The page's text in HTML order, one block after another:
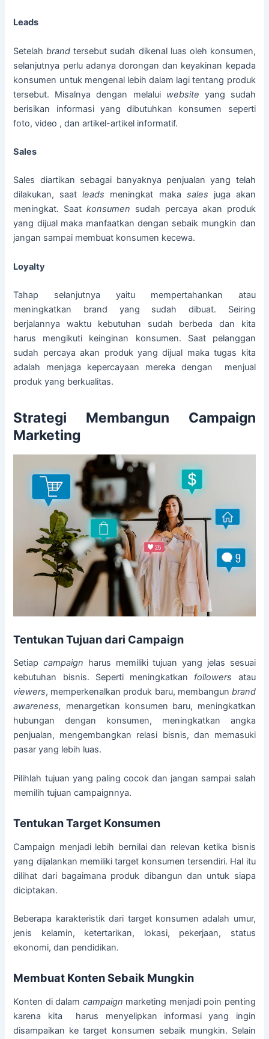
Leads
Setelahbrand tersebut sudah dikenal luas oleh konsumen,
selanjutnya perlu adanya dorongan dan keyakinan kepada
konsumen untuk mengenal lebih dalam lagi tentang produk
tersebut. Misalnya dengan melalui website yang sudah
berisikan informasi yang dibutuhkan konsumen seperti
foto, video , dan artikel-artikel informatif.
Sales
Sales diartikan sebagai banyaknya penjualan yang telah
dilakukan, saatleads meningkat maka sales juga akan
meningkat. Saatkonsumen sudah percaya akan produk
yang dijual maka manfaatkan dengan sebaik mungkin dan
jangan sampai membuat konsumen kecewa.
Loyalty
Tahap selanjutnya yaitu mempertahankan atau
meningkatkan brand yang sudah dibuat. Seiring
berjalannya waktu kebutuhan sudah berbeda dan kita
harus mengikuti keinginan konsumen. Saat pelanggan
sudah percaya akan produk yang dijual maka tugas kita
adalah menjaga kepercayaan mereka dengan menjual
produk yang berkualitas.
Strategi Membangun Campaign
Marketing
Tentukan Tujuan dari Campaign
Setiapcampaign harus memiliki tujuan yang jelas sesuai
kebutuhan bisnis. Seperti meningkatkan followers atau
viewers, memperkenalkan produk baru, membangun brand
awareness, menargetkan konsumen baru, meningkatkan
hubungan dengan konsumen, meningkatkan angka
penjualan, mengembangkan relasi bisnis, dan memasuki
pasar yang lebih luas.
Pilihlah tujuan yang paling cocok dan jangan sampai salah
memilih tujuan campaignnya.
Tentukan Target Konsumen
Campaign menjadi lebih bernilai dan relevan ketika bisnis
yang dijalankan memiliki target konsumen tersendiri. Hal itu
dilihat dari bagaimana produk dibangun dan untuk siapa
diciptakan.
Beberapa karakteristik dari target konsumen adalah umur,
jenis kelamin, ketertarikan, lokasi, pekerjaan, status
ekonomi, dan pendidikan.
Membuat Konten Sebaik Mungkin
Konten di dalam campaign marketing menjadi poin penting
karena kita harus menyelipkan informasi yang ingin
disampaikan ke target konsumen sebaik mungkin. Selain